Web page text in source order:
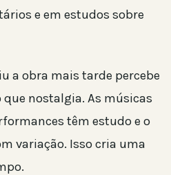
e em estudos sobre
a obra mais tarde percebe
nostalgia. As músicas
têm estudo e o
variação. Isso cria uma